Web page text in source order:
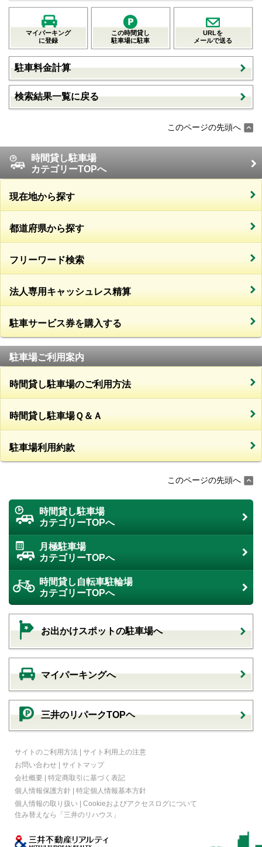
マイパーキング
に登録
この時間貸し
駐車場に駐車
URLを
メールで送る
駐車料金計算
検索結果一覧に戻る
このページの先頭へ
時間貸し駐車場
カテゴリーTOPへ
現在地から探す
都道府県から探す
フリーワード検索
法人専用キャッシュレス精算
駐車サービス券を購入する
駐車場ご利用案内
時間貸し駐車場のご利用方法
時間貸し駐車場Ｑ＆Ａ
駐車場利用約款
このページの先頭へ
時間貸し駐車場
カテゴリーTOPへ
月極駐車場
カテゴリーTOPへ
時間貸し自転車駐輪場
カテゴリーTOPへ
お出かけスポットの駐車場へ
マイパーキングへ
三井のリパークTOPヘ
サイトのご利用方法 | サイト利用上の注意
お問い合わせ | サイトマップ
会社概要 | 特定商取引に基づく表記
個人情報保護方針 | 特定個人情報基本方針
個人情報の取り扱い | Cookieおよびアクセスログについて
住み替えなら
「三井のリハウス」